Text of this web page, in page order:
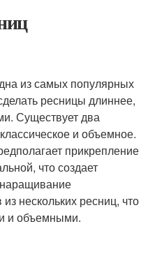
из самых популярных
ресницы длиннее,
Существует два
и объемное.
прикрепление
что создает
нескольких ресниц, что
и объемными.